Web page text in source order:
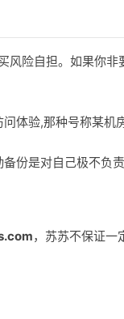
风险自担。如果你
体验,那种号称某机
份是对自己极不负
，苏苏不保证一